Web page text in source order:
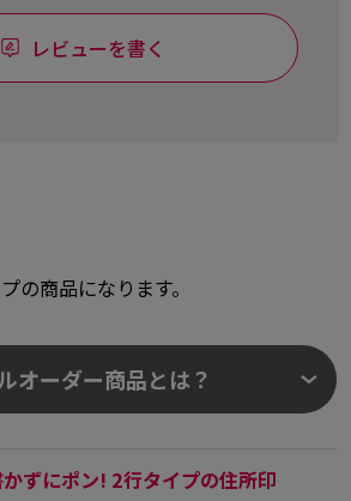
レビューを書く
の商品になります。
オーダー商品とは？
ずにポン! 2行タイプの住所印